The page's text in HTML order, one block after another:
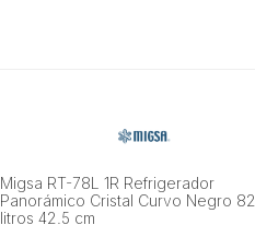
Migsa RT-78L 1R Refrigerador
Panorámico Cristal Curvo Negro 82
litros 42.5 cm